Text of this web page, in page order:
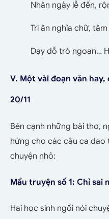
Nhân ngày lễ đến,
Tri ân nghĩa chữ,
Dạy dỗ trò ngoan…
V. Một vài đoạn văn
20/11
Bên cạnh những bài thơ,
hứng cho các câu ca dao
chuyện nhỏ:
Mẩu truyện số 1: Chỉ sai
Hai học sinh ngồi nói